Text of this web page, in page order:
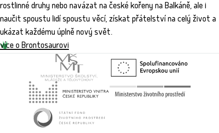
rostlinné druhy nebo navázat na české kořeny na Balkáně, ale i
naučit spoustu lidí spoustu věcí, získat přátelství na celý život a
ukázat každému úplně nový svět.
více o Brontosaurovi